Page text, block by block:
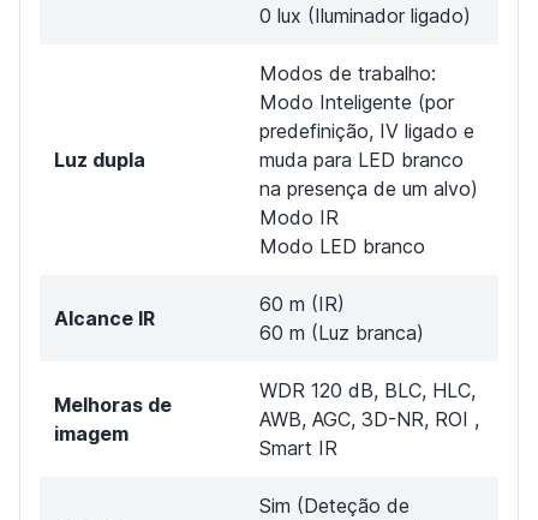
0 lux (Iluminador ligado)
Luz dupla
Modos de trabalho:
Modo Inteligente (por
predefinição, IV ligado e
muda para LED branco
na presença de um alvo)
Modo IR
Modo LED branco
Alcance IR
60 m (IR)
60 m (Luz branca)
Melhoras de
imagem
WDR 120 dB, BLC, HLC,
AWB, AGC, 3D-NR, ROI ,
Smart IR
Sim (Deteção de